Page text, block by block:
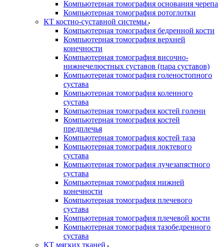
Компьютерная томография основания черепа
Компьютерная томография ротоглотки
КТ костно-суставной системы
Компьютерная томография бедренной кости
Компьютерная томография верхней
конечности
Компьютерная томография височно-
нижнечелюстных суставов (пара суставов)
Компьютерная томография голеностопного
сустава
Компьютерная томография коленного
сустава
Компьютерная томография костей голени
Компьютерная томография костей
предплечья
Компьютерная томография костей таза
Компьютерная томография локтевого
сустава
Компьютерная томография лучезапястного
сустава
Компьютерная томография нижней
конечности
Компьютерная томография плечевого
сустава
Компьютерная томография плечевой кости
Компьютерная томография тазобедренного
сустава
КТ мягких тканей